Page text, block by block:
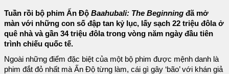
Tuần rồi bộ phim Ấn Độ Baahubali: The Beginning đã mở
màn với những con số đập tan kỷ lục, lấy sạch 22 triệu đôla ở
quê nhà và gần 34 triệu đôla trong vòng năm ngày đầu tiên
trình chiếu quốc tế.
Ngoài những điểm đặc biệt của một bộ phim được mệnh danh là
phim đắt đỏ nhất mà Ấn Độ từng làm, cái gì gây ‘bão’ với khán giả